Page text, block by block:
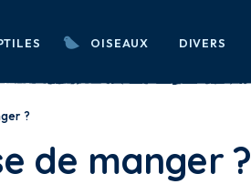
OISEAUX DIVERS
?
de manger ?